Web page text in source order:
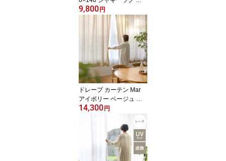
毯 カーペット 長方形 ウ
ォッシャブル リビング
寝室 四角形 おしゃれ お
9,800 円
ドレープ カーテン Mar
アイボリー ベージュ グ
レー ホワイト 幅30〜10
00% 日本製 北欧 ナチュ
ラル 無地 おしゃれ
14,300 円